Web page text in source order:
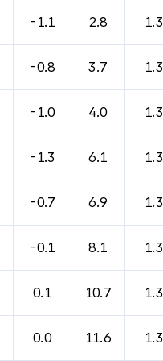
-1.1 2.8 1.3
-0.8 3.7 1.3
-1.0 4.0 1.3
-1.3 6.1 1.3
-0.7 6.9 1.3
-0.1 8.1 1.3
0.1 10.7 1.3
0.0 11.6 1.3